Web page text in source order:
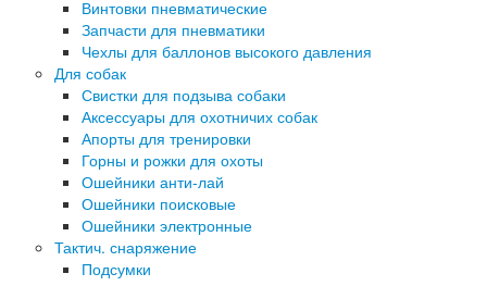
Винтовки пневматические
Запчасти для пневматики
Чехлы для баллонов высокого давления
Для собак
Свистки для подзыва собаки
Аксессуары для охотничих собак
Апорты для тренировки
Горны и рожки для охоты
Ошейники анти-лай
Ошейники поисковые
Ошейники электронные
Тактич. снаряжение
Подсумки